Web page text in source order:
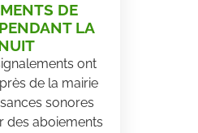
DE
LA
ont
de la mairie
sonores
des aboiements